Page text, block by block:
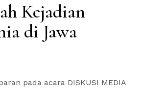
Kejadian
di Jawa
pada acara DISKUSI MEDIA